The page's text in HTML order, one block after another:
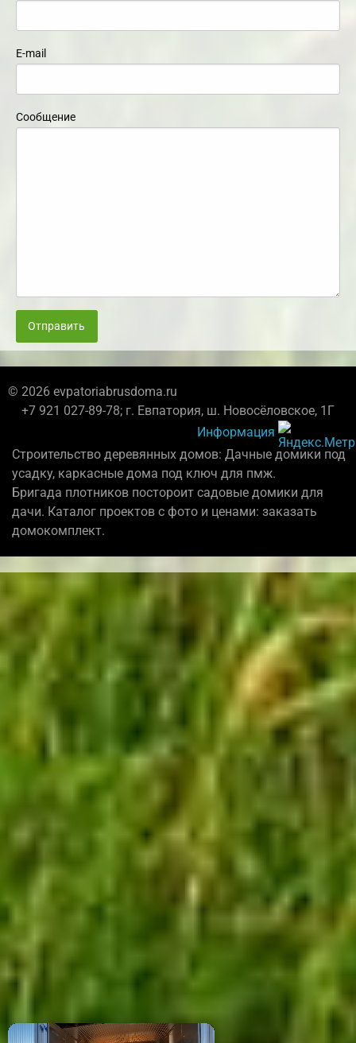
E-mail
Сообщение
Отправить
© 2026 evpatoriabrusdoma.ru
+7 921 027-89-78; г. Евпатория, ш. Новосёловское, 1Г
Информация
Строительство деревянных домов: Дачные домики под
усадку, каркасные дома под ключ для пмж.
Бригада плотников постороит садовые домики для
дачи. Каталог проектов с фото и ценами: заказать
домокомплект.